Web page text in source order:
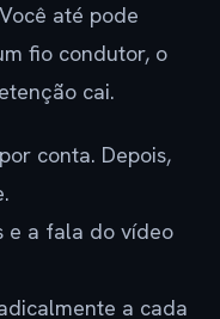
até pode
fio condutor, o
cai.
conta. Depois,
e a fala do vídeo
a cada